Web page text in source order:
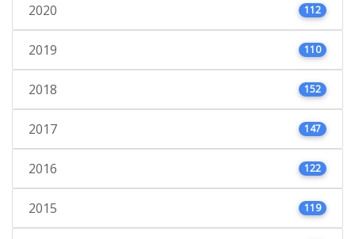
2020 112
2019 110
2018 152
2017 147
2016 122
2015 119